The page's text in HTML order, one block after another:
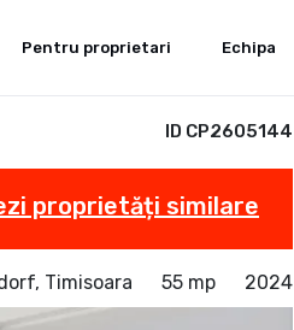
Pentru proprietari Echipa
ID CP2605144
proprietăți similare
Timisoara 55 mp 2024